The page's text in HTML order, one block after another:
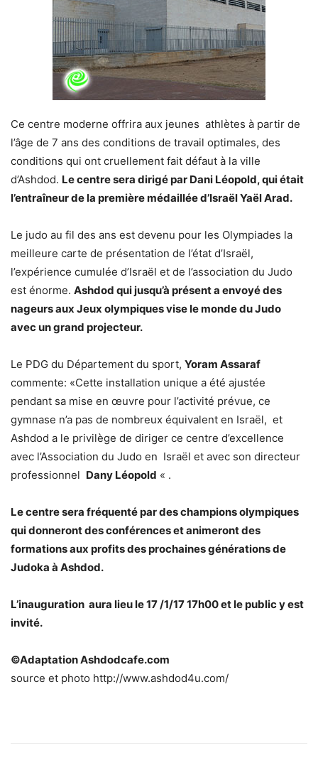
Ce centre moderne offrira aux jeunes athlètes à partir de
l’âge de 7 ans des conditions de travail optimales, des
conditions qui ont cruellement fait défaut à la ville
d’Ashdod. Le centre sera dirigé par Dani Léopold, qui était
l’entraîneur de la première médaillée d’Israël Yaël Arad.
Le judo au fil des ans est devenu pour les Olympiades la
meilleure carte de présentation de l’état d’Israël,
l’expérience cumulée d’Israël et de l’association du Judo
est énorme. Ashdod qui jusqu’à présent a envoyé des
nageurs aux Jeux olympiques vise le monde du Judo
avec un grand projecteur.
Le PDG du Département du sport, Yoram Assaraf
commente: «Cette installation unique a été ajustée
pendant sa mise en œuvre pour l’activité prévue, ce
gymnase n’a pas de nombreux équivalent en Israël, et
Ashdod a le privilège de diriger ce centre d’excellence
avec l’Association du Judo en Israël et avec son directeur
professionnel Dany Léopold « .
Le centre sera fréquenté par des champions olympiques
qui donneront des conférences et animeront des
formations aux profits des prochaines générations de
Judoka à Ashdod.
L’inauguration aura lieu le 17 /1/17 17h00 et le public y est
invité.
©Adaptation Ashdodcafe.com
source et photo http://www.ashdod4u.com/